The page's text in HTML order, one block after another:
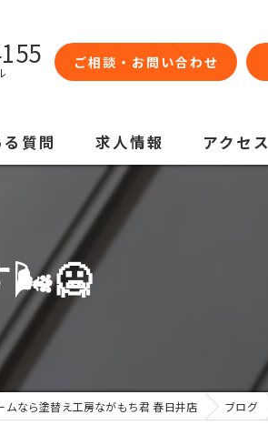
ご相談・お問い合わせ
質問 求人情報 アクセス
🌬️🥶
ムなら塗替え工房ながもち君 春日井店 ブログ